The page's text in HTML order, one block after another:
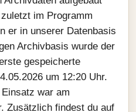
im Programm
er in unserer Datenbasis
Archivbasis wurde der
gespeicherte
um 12:20 Uhr.
war am
Zusätzlich findest du auf